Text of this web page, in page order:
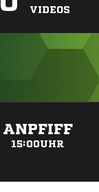
VIDEOS
ANPFIFF
15:00UHR